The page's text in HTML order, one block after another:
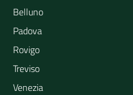
Belluno
Padova
Rovigo
Treviso
Venezia